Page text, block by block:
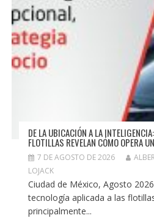
DE LA UBICACIÓN A LA
FLOTILLAS REVELAN CÓMO OPERA
7 DE AGOSTO DE 2026
LOJACK
Ciudad de México, Agosto
tecnología aplicada a las
principalmente...